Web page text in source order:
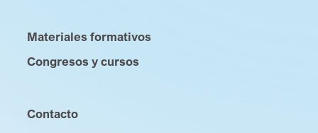
Materiales formativos
Congresos y cursos
Contacto